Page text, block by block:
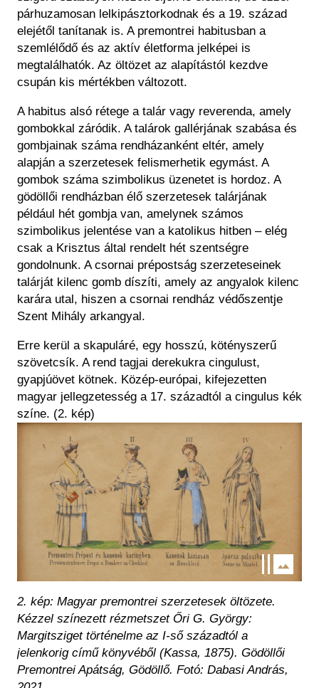
párhuzamosan lelkipásztorkodnak és a 19. század
elejétől tanítanak is. A premontrei habitusban a
szemlélődő és az aktív életforma jelképei is
megtalálhatók. Az öltözet az alapítástól kezdve
csupán kis mértékben változott.
A habitus alsó rétege a talár vagy reverenda, amely
gombokkal záródik. A talárok gallérjának szabása és
gombjainak száma rendházanként eltér, amely
alapján a szerzetesek felismerhetik egymást. A
gombok száma szimbolikus üzenetet is hordoz. A
gödöllői rendházban élő szerzetesek talárjának
például hét gombja van, amelynek számos
szimbolikus jelentése van a katolikus hitben – elég
csak a Krisztus által rendelt hét szentségre
gondolnunk. A csornai prépostság szerzeteseinek
talárját kilenc gomb díszíti, amely az angyalok kilenc
karára utal, hiszen a csornai rendház védőszentje
Szent Mihály arkangyal.
Erre kerül a skapuláré, egy hosszú, kötényszerű
szövetcsík. A rend tagjai derekukra cingulust,
gyapjúövet kötnek. Közép-európai, kifejezetten
magyar jellegzetesség a 17. századtól a cingulus kék
színe. (2. kép)
Kép
2. kép: Magyar premontrei szerzetesek öltözete.
Kézzel színezett rézmetszet Őri G. György:
Margitsziget történelme az I-ső századtól a
jelenkorigcímű könyvéből (Kassa, 1875). Gödöllői
Premontrei Apátság, Gödöllő. Fotó: Dabasi András,